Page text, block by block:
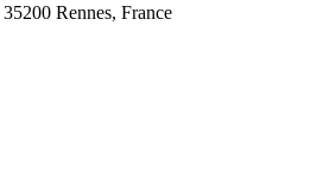
Rennes, France